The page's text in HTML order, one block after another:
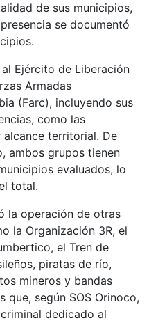
de sus municipios,
se documentó
Ejército de Liberación
Armadas
(Farc), incluyendo sus
como las
territorial. De
ambos grupos tienen
evaluados, lo
total.
la operación de otras
la Organización 3R, el
el Tren de
piratas de río,
mineros y bandas
que, según SOS Orinoco,
dedicado al